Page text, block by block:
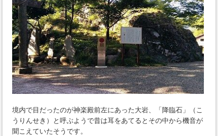
境内で目だったのが神楽殿前左にあった大岩、「降臨石」（こ
うりんせき）と呼ぶようで昔は耳をあてるとその中から機音が
聞こえていたそうです。